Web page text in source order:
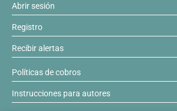
Abrir sesión
Registro
Recibir alertas
Políticas de cobros
Instrucciones para autores